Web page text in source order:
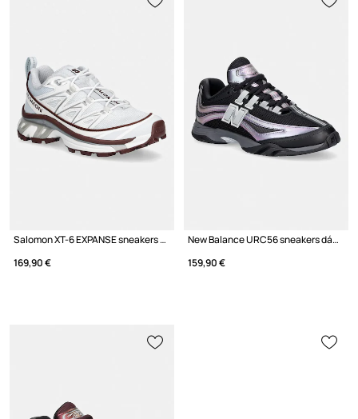
Salomon XT-6 EXPANSE sneakers dámske
169,90 €
New Balance URC56 sneakers dámske
159,90 €